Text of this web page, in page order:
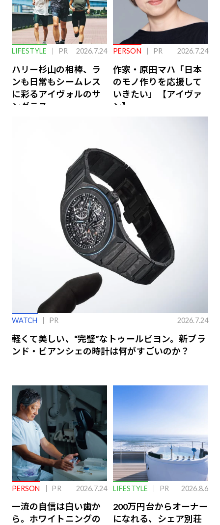
LIFESTYLE PR 2026.7.24
ハリー杉山の相棒、ラ
ンも日常もシームレス
に彩るアイヴォルのサ
ングラス
PERSON PR 2026.7.24
作家・原田マハ「日本
のモノ作りを応援して
いきたい」【アイヴァ
ン】
WATCH PR 2026.7.24
軽くて美しい、“完璧”なトゥールビヨン。新ブラ
ンド・ビアンシェの時計は何がすごいのか？
PERSON PR 2026.7.24
一流の自信は白い歯か
ら。ホワイトニングの
LIFESTYLE PR 2026.8.6
200万円台からオーナー
になれる、シェア別荘